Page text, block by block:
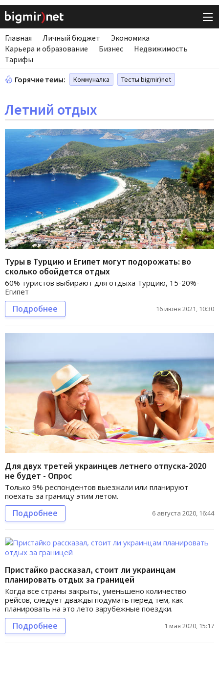
Главная Личный бюджет
Экономика
Карьера и образование
Бизнес
Недвижимость
Тарифы
Горячие темы: Коммуналка Тесты bigmir)net
Летний отдых
Туры в Турцию и Египет могут подорожать: во
сколько обойдется отдых
60% туристов выбирают для отдыха Турцию, 15-20%-
Египет
Подробнее 16 июня 2021, 10:30
Для двух третей украинцев летнего отпуска-2020
не будет - Опрос
Только 9% респондентов выезжали или планируют
поехать за границу этим летом.
Подробнее 6 августа 2020, 16:44
Пристайко рассказал, стоит ли украинцам
планировать отдых за границей
Когда все страны закрыты, уменьшено количество
рейсов, следует дважды подумать перед тем, как
планировать на это лето зарубежные поездки.
Подробнее 1 мая 2020, 15:17